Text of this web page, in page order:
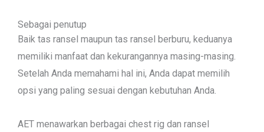
Sebagai penutup
Baik tas ransel maupun tas ransel berburu, keduanya
memiliki manfaat dan kekurangannya masing-masing.
Setelah Anda memahami hal ini, Anda dapat memilih
opsi yang paling sesuai dengan kebutuhan Anda.
AET menawarkan berbagai chest rig dan ransel